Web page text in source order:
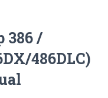
386 /
486DLC)